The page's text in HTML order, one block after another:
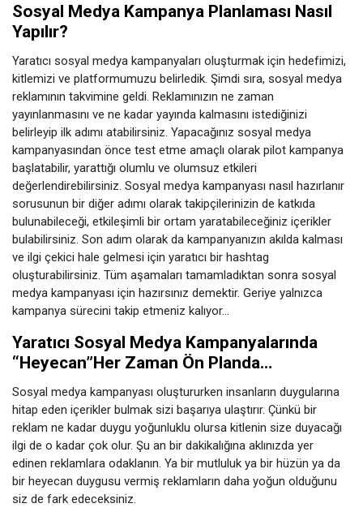
Sosyal Medya Kampanya Planlaması Nasıl
Yapılır?
Yaratıcı sosyal medya kampanyaları oluşturmak için hedefimizi,
kitlemizi ve platformumuzu belirledik. Şimdi sıra, sosyal medya
reklamının takvimine geldi. Reklamınızın ne zaman
yayınlanmasını ve ne kadar yayında kalmasını istediğinizi
belirleyip ilk adımı atabilirsiniz. Yapacağınız sosyal medya
kampanyasından önce test etme amaçlı olarak pilot kampanya
başlatabilir, yarattığı olumlu ve olumsuz etkileri
değerlendirebilirsiniz. Sosyal medya kampanyası nasıl hazırlanır
sorusunun bir diğer adımı olarak takipçilerinizin de katkıda
bulunabileceği, etkileşimli bir ortam yaratabileceğiniz içerikler
bulabilirsiniz. Son adım olarak da kampanyanızın akılda kalması
ve ilgi çekici hale gelmesi için yaratıcı bir hashtag
oluşturabilirsiniz. Tüm aşamaları tamamladıktan sonra sosyal
medya kampanyası için hazırsınız demektir. Geriye yalnızca
kampanya sürecini takip etmeniz kalıyor…
Yaratıcı Sosyal Medya Kampanyalarında
“Heyecan”Her Zaman Ön Planda…
Sosyal medya kampanyası oluştururken insanların duygularına
hitap eden içerikler bulmak sizi başarıya ulaştırır. Çünkü bir
reklam ne kadar duygu yoğunluklu olursa kitlenin size duyacağı
ilgi de o kadar çok olur. Şu an bir dakikalığına aklınızda yer
edinen reklamlara odaklanın. Ya bir mutluluk ya bir hüzün ya da
bir heyecan duygusu vermiş reklamların daha yoğun olduğunu
siz de fark edeceksiniz.